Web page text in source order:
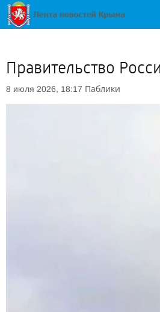
Правительство
8 июля 2026, 18:17 Паблики